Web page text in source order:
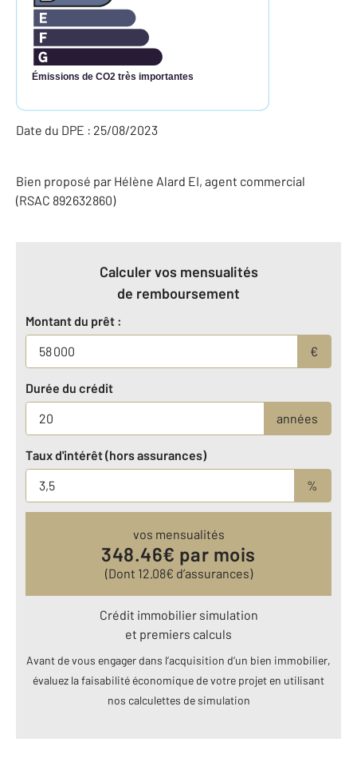
Émissions de CO2 très importantes
Date du DPE : 25/08/2023
Bien proposé par Hélène Alard EI, agent commercial
(RSAC 892632860)
Calculer vos mensualités
de remboursement
Montant du prêt :
€
Durée du crédit
années
Taux d'intérêt (hors assurances)
%
vos mensualités
348.46€ par mois
(Dont 12.08€ d’assurances)
Crédit immobilier simulation
et premiers calculs
Avant de vous engager dans l’acquisition d’un bien immobilier,
évaluez la faisabilité économique de votre projet en utilisant
nos calculettes de simulation